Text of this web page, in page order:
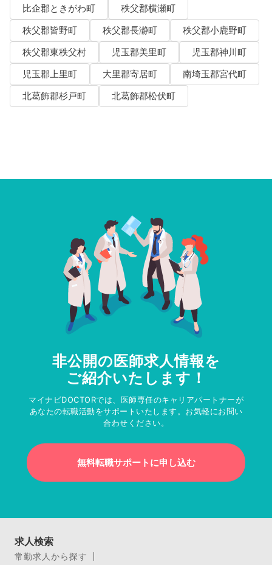
比企郡ときがわ町
秩父郡横瀬町
秩父郡皆野町
秩父郡長瀞町
秩父郡小鹿野町
秩父郡東秩父村
児玉郡美里町
児玉郡神川町
児玉郡上里町
大里郡寄居町
南埼玉郡宮代町
北葛飾郡杉戸町
北葛飾郡松伏町
非公開の医師求人情報を
ご紹介いたします！
マイナビDOCTORでは、医師専任のキャリアパートナーが
あなたの転職活動をサポートいたします。お気軽にお問い
合わせください。
無料転職サポートに申し込む
求人検索
常勤求人から探す